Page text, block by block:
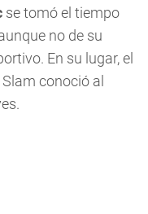
se tomó el tiempo
no de su
En su lugar, el
conoció al